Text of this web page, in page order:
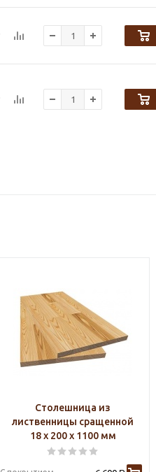
Столешница из
лиственницы сращенной
18 х 200 х 1100 мм